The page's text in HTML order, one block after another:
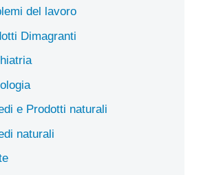
del lavoro
Dimagranti
e Prodotti naturali
naturali